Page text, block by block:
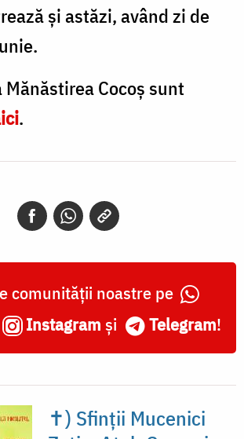
și astăzi, având zi de
Cocoș sunt
.
comunității noastre pe
Instagram și Telegram!
✝) Sfinții Mucenici